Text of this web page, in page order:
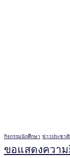
กิจกรรมนักศึกษา ข่าวประชา
ขอแสดงควา